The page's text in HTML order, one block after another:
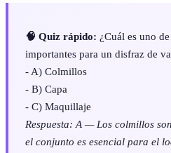
🧠 Quiz rápido: ¿Cuál es uno
importantes para un disfraz de
- A) Colmillos
- B) Capa
- C) Maquillaje
Respuesta: A — Los colmillos
el conjunto es esencial para el